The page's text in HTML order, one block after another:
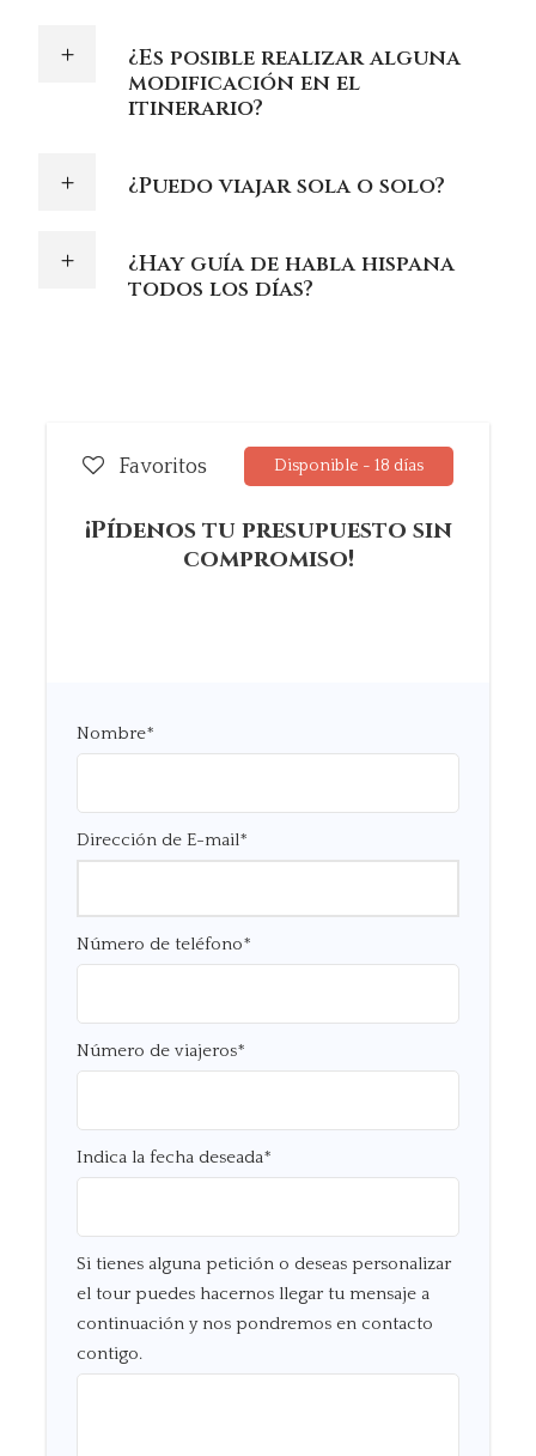
Favoritos Disponible - 18 días
¡Pídenos tu presupuesto sin
compromiso!
Nombre*
Dirección de E-mail*
Número de teléfono*
Número de viajeros*
Indica la fecha deseada*
Si tienes alguna petición o deseas personalizar
el tour puedes hacernos llegar tu mensaje a
continuación y nos pondremos en contacto
contigo.
¿Es posible realizar alguna
modificación en el
itinerario?
¿Puedo viajar sola o solo?
¿Hay guía de habla hispana
todos los días?